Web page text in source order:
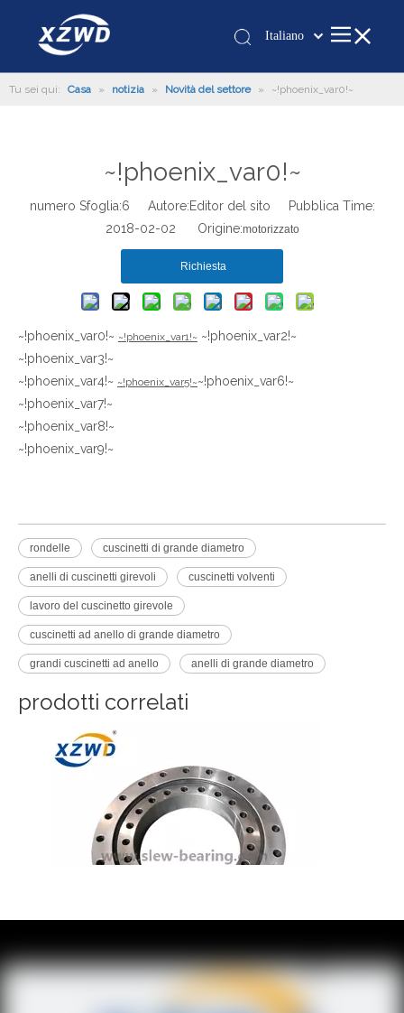
Italiano
românesc
한국어
Português
Pусский
English
Tu sei qui: Casa » notizia » Novità del settore » ~!phoenix_var0!~
~!phoenix_var0!~
numero Sfoglia:6 Autore:Editor del sito Pubblica Time:
2018-02-02 Origine:motorizzato
Richiesta
~!phoenix_var0!~ ~!phoenix_var1!~ ~!phoenix_var2!~
~!phoenix_var3!~
~!phoenix_var4!~ ~!phoenix_var5!~~!phoenix_var6!~
~!phoenix_var7!~
~!phoenix_var8!~
~!phoenix_var9!~
rondelle cuscinetti di grande diametro
anelli di cuscinetti girevoli cuscinetti volventi
lavoro del cuscinetto girevole
cuscinetti ad anello di grande diametro
grandi cuscinetti ad anello anelli di grande diametro
prodotti correlati